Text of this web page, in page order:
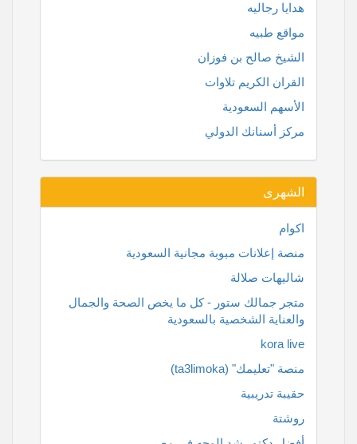
هدايا رجاليه
مواقع طبيه
الشيخ صالح بن فوزان
القران الكريم تلاوات
الأسهم السعودية
مركز أسنانك الدولي
الشهرى
اكوام
منصة إعلانات مبوبة مجانية السعودية
شاليهات صلالة
متجر جمالك ستور - كل ما يخص الصحة والجمال
والعناية الشخصية بالسعودية
kora live
منصة "تعليمك" (ta3limoka)
حقيبة تدريبية
روشتة